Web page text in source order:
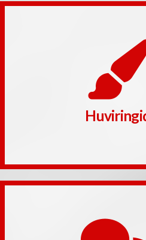
Meie huviringide valik on
jaoks põnevat erinevas vanuses ja
täiskasvanu. Pakume erinevaid
looduse-, keele-, nuputamis- ja
Loe edasi